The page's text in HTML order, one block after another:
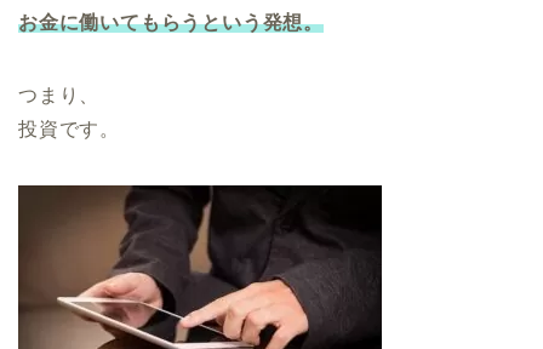
お金に働いてもらうという発想。
つまり、
投資です。